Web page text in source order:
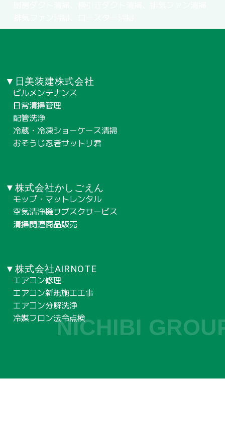
▼日美装建株式会社
ビルメンテナンス
日常清掃管理
配管洗浄
冷蔵・冷凍ショーケース清掃
おそうじ忍者サットリ君
▼株式会社かしごえん
モップ・マットレンタル
空気清浄機サブスクサービス
清掃関連商品販売
▼株式会社AIRNOTE
エアコン修理
エアコン新規施工工事
エアコン分解洗浄
冷媒フロン法令点検NICHIBI